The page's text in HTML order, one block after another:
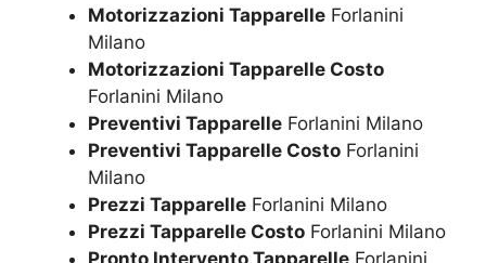
Motorizzazioni Tapparelle Forlanini
Milano
Motorizzazioni Tapparelle Costo
Forlanini Milano
Preventivi Tapparelle Forlanini Milano
Preventivi Tapparelle Costo Forlanini
Milano
Prezzi Tapparelle Forlanini Milano
Prezzi Tapparelle Costo Forlanini Milano
Pronto Intervento Tapparelle Forlanini